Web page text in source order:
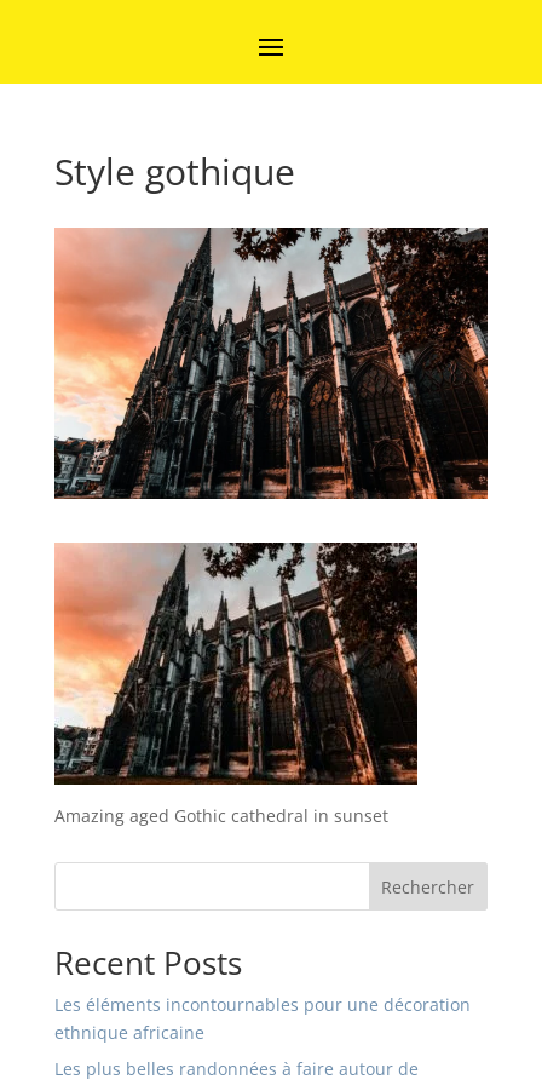
Style gothique
Amazing aged Gothic cathedral in sunset
Rechercher
Recent Posts
Les éléments incontournables pour une décoration
ethnique africaine
Les plus belles randonnées à faire autour de